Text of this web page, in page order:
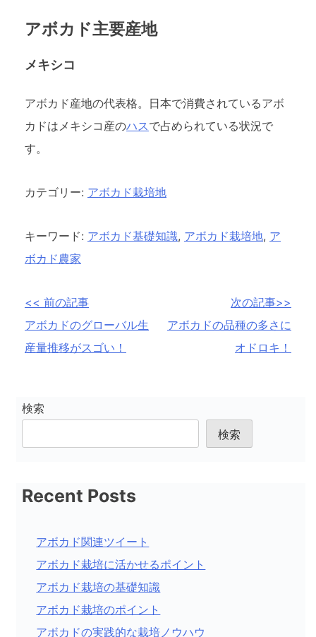
アボカド主要産地
メキシコ
アボカド産地の代表格。日本で消費されているアボ
カドはメキシコ産のハス で占められている状況で
す。
カテゴリー: アボカド栽培地
キーワード: アボカド基礎知識, アボカド栽培地, ア
ボカド農家
投
稿
ナ
ゲ
ョ
<< 前の記事
アボカドのグローバル生
産量推移がスゴい！
次の記事>>
アボカドの品種の多さに
オドロキ！
検索
検索
Recent Posts
アボカド関連ツイート
アボカド栽培に活かせるポイント
アボカド栽培の基礎知識
アボカド栽培のポイント
アボカドの実践的な栽培ノウハウ